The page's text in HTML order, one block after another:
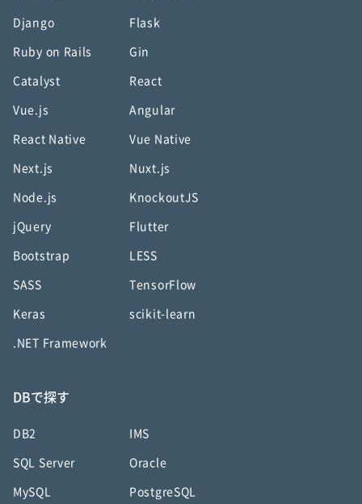
Django Flask
Ruby on Rails Gin
Catalyst React
Vue.js Angular
React Native Vue Native
Next.js Nuxt.js
Node.js KnockoutJS
jQuery Flutter
Bootstrap LESS
SASS TensorFlow
Keras scikit-learn
.NET Framework
DBで探す
DB2 IMS
SQL Server Oracle
MySQL PostgreSQL